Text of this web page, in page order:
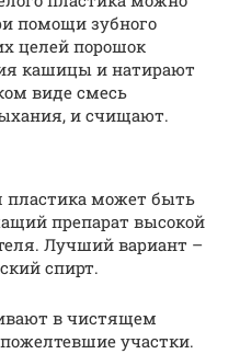
помощи зубного
целей порошок
кашицы и натирают
виде смесь
и счищают.
может быть
препарат высокой
Лучший вариант –
спирт.
в чистящем
участки.